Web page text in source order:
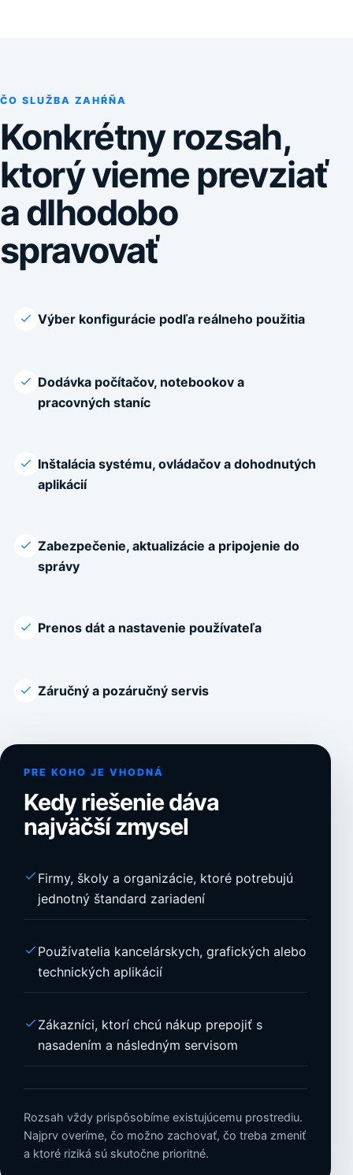
ČO SLUŽBA ZAHŔŇA
Konkrétny rozsah,
ktorý vieme prevziať
a dlhodobo
spravovať
Výber konfigurácie podľa reálneho použitia
Dodávka počítačov, notebookov a
pracovných staníc
Inštalácia systému, ovládačov a dohodnutých
aplikácií
Zabezpečenie, aktualizácie a pripojenie do
správy
Prenos dát a nastavenie používateľa
Záručný a pozáručný servis
PRE KOHO JE VHODNÁ
Kedy riešenie dáva
najväčší zmysel
Firmy, školy a organizácie, ktoré potrebujú
jednotný štandard zariadení
Používatelia kancelárskych, grafických alebo
technických aplikácií
Zákazníci, ktorí chcú nákup prepojiť s
nasadením a následným servisom
Rozsah vždy prispôsobíme existujúcemu prostrediu.
Najprv overíme, čo možno zachovať, čo treba zmeniť
a ktoré riziká sú skutočne prioritné.